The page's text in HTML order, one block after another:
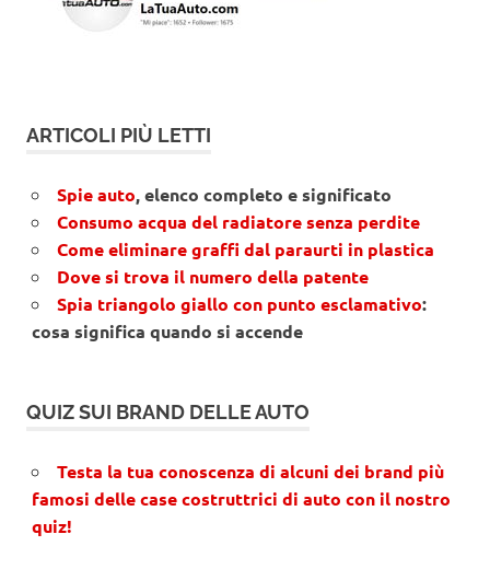
ARTICOLI PIÙ LETTI
Spie auto, elenco completo e significato
Consumo acqua del radiatore senza perdite
Come eliminare graffi dal paraurti in plastica
Dove si trova il numero della patente
Spia triangolo giallo con punto esclamativo:
cosa significa quando si accende
QUIZ SUI BRAND DELLE AUTO
Testa la tua conoscenza di alcuni dei brand più
famosi delle case costruttrici di auto con il nostro
quiz!